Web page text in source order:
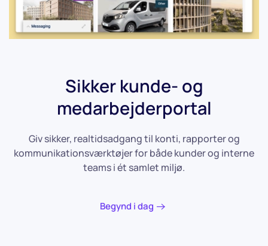
Sikker kunde- og
medarbejderportal
Giv sikker, realtidsadgang til konti, rapporter og
kommunikationsværktøjer for både kunder og interne
teams i ét samlet miljø.
Begynd i dag